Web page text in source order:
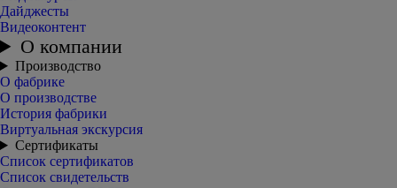
Дайджесты
Видеоконтент
О компании
Производство
О фабрике
О производстве
История фабрики
Виртуальная экскурсия
Сертификаты
Список сертификатов
Список свидетельств